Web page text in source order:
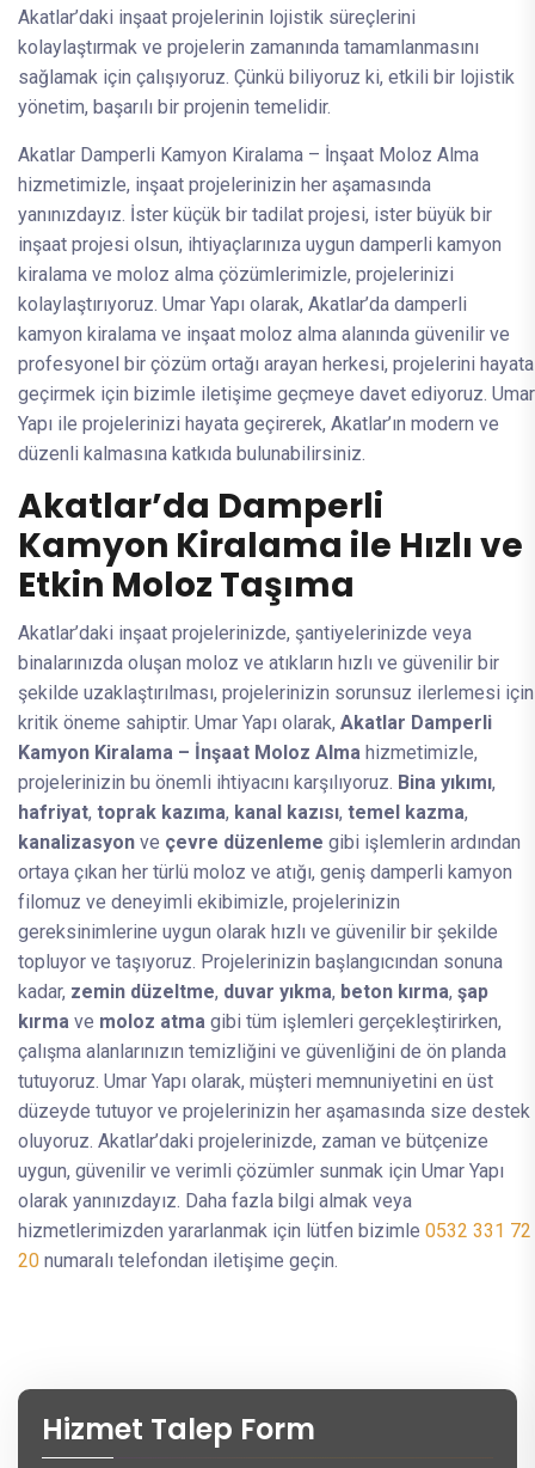
Akatlar’daki inşaat projelerinin lojistik süreçlerini
kolaylaştırmak ve projelerin zamanında tamamlanmasını
sağlamak için çalışıyoruz. Çünkü biliyoruz ki, etkili bir lojistik
yönetim, başarılı bir projenin temelidir.
Akatlar Damperli Kamyon Kiralama – İnşaat Moloz Alma
hizmetimizle, inşaat projelerinizin her aşamasında
yanınızdayız. İster küçük bir tadilat projesi, ister büyük bir
inşaat projesi olsun, ihtiyaçlarınıza uygun damperli kamyon
kiralama ve moloz alma çözümlerimizle, projelerinizi
kolaylaştırıyoruz. Umar Yapı olarak, Akatlar’da damperli
kamyon kiralama ve inşaat moloz alma alanında güvenilir ve
profesyonel bir çözüm ortağı arayan herkesi, projelerini hayata
geçirmek için bizimle iletişime geçmeye davet ediyoruz. Umar
Yapı ile projelerinizi hayata geçirerek, Akatlar’ın modern ve
düzenli kalmasına katkıda bulunabilirsiniz.
Akatlar’da Damperli
Kamyon Kiralama ile Hızlı ve
Etkin Moloz Taşıma
Akatlar’daki inşaat projelerinizde, şantiyelerinizde veya
binalarınızda oluşan moloz ve atıkların hızlı ve güvenilir bir
şekilde uzaklaştırılması, projelerinizin sorunsuz ilerlemesi için
kritik öneme sahiptir. Umar Yapı olarak, Akatlar Damperli
Kamyon Kiralama – İnşaat Moloz Alma hizmetimizle,
projelerinizin bu önemli ihtiyacını karşılıyoruz. Bina yıkımı,
hafriyat, toprak kazıma, kanal kazısı, temel kazma,
kanalizasyon ve çevre düzenleme gibi işlemlerin ardından
ortaya çıkan her türlü moloz ve atığı, geniş damperli kamyon
filomuz ve deneyimli ekibimizle, projelerinizin
gereksinimlerine uygun olarak hızlı ve güvenilir bir şekilde
topluyor ve taşıyoruz. Projelerinizin başlangıcından sonuna
kadar, zemin düzeltme, duvar yıkma, beton kırma, şap
kırma ve moloz atma gibi tüm işlemleri gerçekleştirirken,
çalışma alanlarınızın temizliğini ve güvenliğini de ön planda
tutuyoruz. Umar Yapı olarak, müşteri memnuniyetini en üst
düzeyde tutuyor ve projelerinizin her aşamasında size destek
oluyoruz. Akatlar’daki projelerinizde, zaman ve bütçenize
uygun, güvenilir ve verimli çözümler sunmak için Umar Yapı
olarak yanınızdayız. Daha fazla bilgi almak veya
hizmetlerimizden yararlanmak için lütfen bizimle 0532 331 72
20 numaralı telefondan iletişime geçin.
Hizmet Talep Form